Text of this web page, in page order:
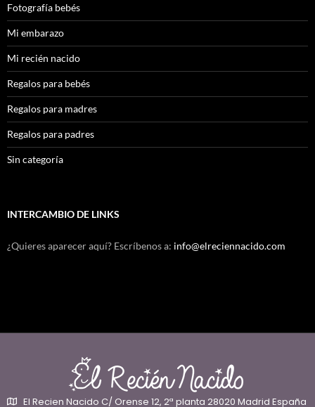
Fotografía bebés
Mi embarazo
Mi recién nacido
Regalos para bebés
Regalos para madres
Regalos para padres
Sin categoría
INTERCAMBIO DE LINKS
¿Quieres aparecer aquí? Escríbenos a: info@elreciennacido.com
El Recien Nacido C/ Orense 12, 2ª planta 28020 Madrid España